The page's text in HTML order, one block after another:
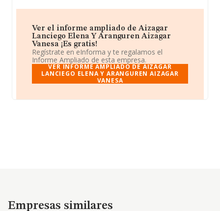
Ver el informe ampliado de Aizagar
Lanciego Elena Y Aranguren Aizagar
Vanesa ¡Es gratis!
Regístrate en eInforma y te regalamos el
Informe Ampliado de esta empresa.
VER INFORME AMPLIADO DE AIZAGAR
LANCIEGO ELENA Y ARANGUREN AIZAGAR
VANESA
Empresas similares
Empresas similares